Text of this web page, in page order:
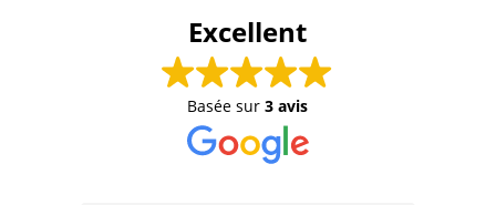
Excellent
Basée sur3 avis